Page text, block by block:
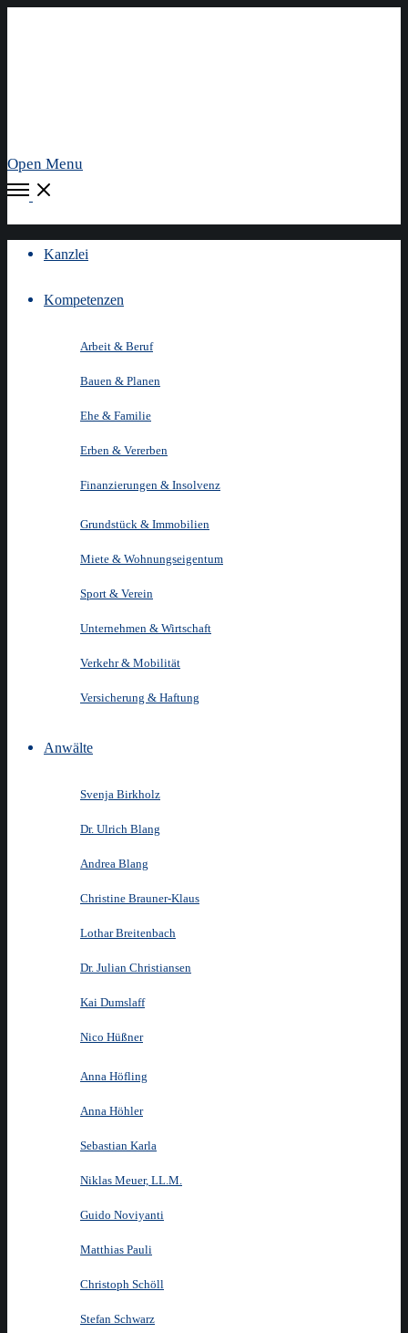
Open Menu
Kanzlei
Kompetenzen
Arbeit & Beruf
Bauen & Planen
Ehe & Familie
Erben & Vererben
Finanzierungen & Insolvenz
Grundstück & Immobilien
Miete & Wohnungseigentum
Sport & Verein
Unternehmen & Wirtschaft
Verkehr & Mobilität
Versicherung & Haftung
Anwälte
Svenja Birkholz
Dr. Ulrich Blang
Andrea Blang
Christine Brauner-Klaus
Lothar Breitenbach
Dr. Julian Christiansen
Kai Dumslaff
Nico Hüßner
Anna Höfling
Anna Höhler
Sebastian Karla
Niklas Meuer, LL.M.
Guido Noviyanti
Matthias Pauli
Christoph Schöll
Stefan Schwarz